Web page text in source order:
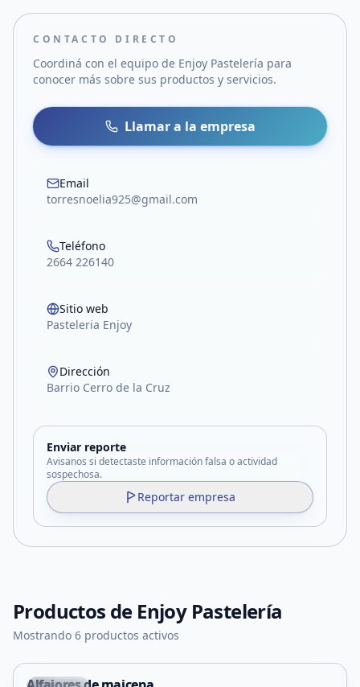
CONTACTO DIRECTO
Coordiná con el equipo de Enjoy Pastelería para
conocer más sobre sus productos y servicios.
Llamar a la empresa
Email
torresnoelia925@gmail.com
Teléfono
2664 226140
Sitio web
Pasteleria Enjoy
Dirección
Barrio Cerro de la Cruz
Enviar reporte
Avisanos si detectaste información falsa o actividad
sospechosa.
Reportar empresa
Productos de Enjoy Pastelería
Mostrando 6 productos activos